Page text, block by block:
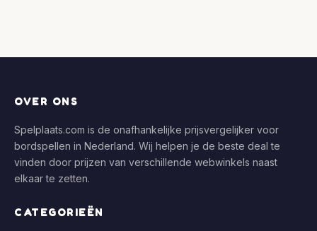
OVER ONS
Spelplaats.com is de onafhankelijke prijsvergelijker voor
bordspellen in Nederland. Wij helpen je de beste deal te
vinden door prijzen van verschillende webwinkels naast
elkaar te zetten.
CATEGORIEËN